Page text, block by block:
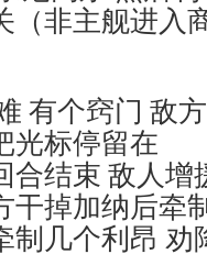
（非主舰进入
有个窍门 敌
光标停留在
合结束 敌人
干掉加纳后牵
制几个利昂